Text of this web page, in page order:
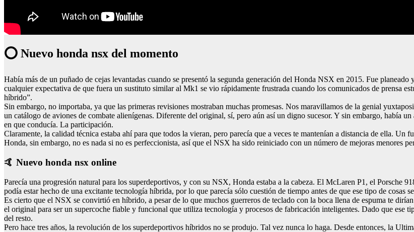
⭕ Nuevo honda nsx del momento
Había más de un puñado de cejas levantadas cuando se presentó la segunda generación del Honda NSX en 2015. Fue
cualquier expectativa de que fuera un sustituto similar al Mk1 se vio rápidamente frustrada cuando los comunicados de prensa
híbrido”.
Sin embargo, no importaba, ya que las primeras revisiones mostraban muchas promesas. Nos maravillamos de la genial
un catálogo de aviones de combate alienígenas. Diferente del original, sí, pero aún así un digno sucesor. Y sin embargo, había
en que conducía. La participación.
Claramente, la calidad técnica estaba ahí para que todos la vieran, pero parecía que a veces te mantenían a distancia de ella.
Honda, sin embargo, no es nada si no es perfeccionista, así que el NSX ha sido reiniciado con un número de mejoras menores
🤙 Nuevo honda nsx online
Parecía una progresión natural para los superdeportivos, y con su NSX, Honda estaba a la cabeza. El McLaren P1, el Porsche
podía estar hecho de una excitante tecnología híbrida, por lo que parecía sólo cuestión de tiempo antes de que ese tipo de cosas
Es cierto que el NSX se convirtió en híbrido, a pesar de lo que muchos guerreros de teclado con la boca llena de espuma te
el original para ser un supercoche fiable y funcional que utiliza tecnología y procesos de fabricación inteligentes. Dado que ese
del resto.
Pero hace tres años, la revolución de los superdeportivos híbridos no se produjo. Tal vez nunca lo haga. Desde entonces, la